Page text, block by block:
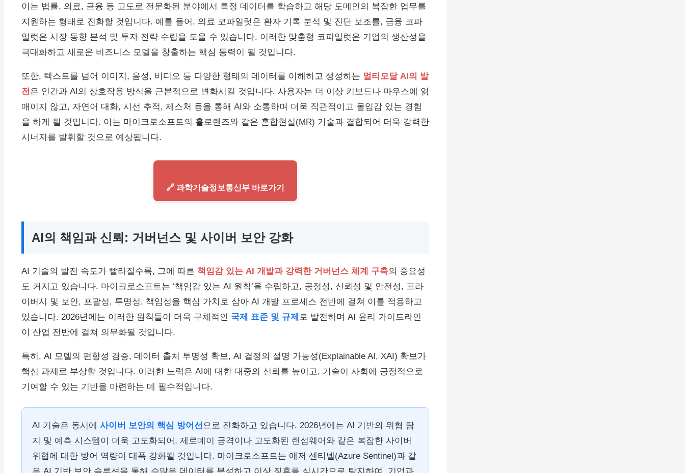
이는 법률, 의료, 금융 등 고도로 전문화된 분야에서 특정 데이터를 학습하고 해당 도메인의 복잡한 업무를
지원하는 형태로 진화할 것입니다. 예를 들어, 의료 코파일럿은 환자 기록 분석 및 진단 보조를, 금융 코파
일럿은 시장 동향 분석 및 투자 전략 수립을 도울 수 있습니다. 이러한 맞춤형 코파일럿은 기업의 생산성을
극대화하고 새로운 비즈니스 모델을 창출하는 핵심 동력이 될 것입니다.
또한, 텍스트를 넘어 이미지, 음성, 비디오 등 다양한 형태의 데이터를 이해하고 생성하는 멀티모달 AI의 발
전은 인간과 AI의 상호작용 방식을 근본적으로 변화시킬 것입니다. 사용자는 더 이상 키보드나 마우스에 얽
매이지 않고, 자연어 대화, 시선 추적, 제스처 등을 통해 AI와 소통하며 더욱 직관적이고 몰입감 있는 경험
을 하게 될 것입니다. 이는 마이크로소프트의 홀로렌즈와 같은 혼합현실(MR) 기술과 결합되어 더욱 강력한
시너지를 발휘할 것으로 예상됩니다.
🔗 과학기술정보통신부 바로가기
AI의 책임과 신뢰: 거버넌스 및 사이버 보안 강화
AI 기술의 발전 속도가 빨라질수록, 그에 따른 책임감 있는 AI 개발과 강력한 거버넌스 체계 구축의 중요성
도 커지고 있습니다. 마이크로소프트는 ‘책임감 있는 AI 원칙’을 수립하고, 공정성, 신뢰성 및 안전성, 프라
이버시 및 보안, 포괄성, 투명성, 책임성을 핵심 가치로 삼아 AI 개발 프로세스 전반에 걸쳐 이를 적용하고
있습니다. 2026년에는 이러한 원칙들이 더욱 구체적인 국제 표준 및 규제 로 발전하며 AI 윤리 가이드라인
이 산업 전반에 걸쳐 의무화될 것입니다.
특히, AI 모델의 편향성 검증, 데이터 출처 투명성 확보, AI 결정의 설명 가능성(Explainable AI, XAI) 확보가
핵심 과제로 부상할 것입니다. 이러한 노력은 AI에 대한 대중의 신뢰를 높이고, 기술이 사회에 긍정적으로
기여할 수 있는 기반을 마련하는 데 필수적입니다.
AI 기술은 동시에 사이버 보안의 핵심 방어선으로 진화하고 있습니다. 2026년에는 AI 기반의 위협 탐
지 및 예측 시스템이 더욱 고도화되어, 제로데이 공격이나 고도화된 랜섬웨어와 같은 복잡한 사이버
위협에 대한 방어 역량이 대폭 강화될 것입니다. 마이크로소프트는 애저 센티넬(Azure Sentinel)과 같